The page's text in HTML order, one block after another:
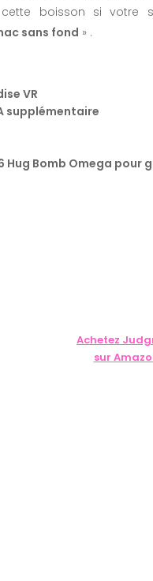
boisson si votre
sans fond » .
VR
supplémentaire
Bomb Omega pour
Achetez
sur